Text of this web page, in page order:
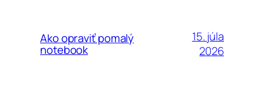
Ako opraviť pomalý
notebook
15. júla
2026